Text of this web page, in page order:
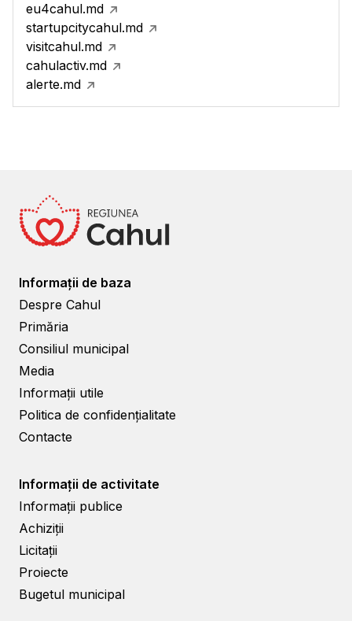
eu4cahul.md
startupcitycahul.md
visitcahul.md
cahulactiv.md
alerte.md
Informații de baza
Despre Cahul
Primăria
Consiliul municipal
Media
Informații utile
Politica de confidențialitate
Contacte
Informații de activitate
Informații publice
Achiziții
Licitații
Proiecte
Bugetul municipal